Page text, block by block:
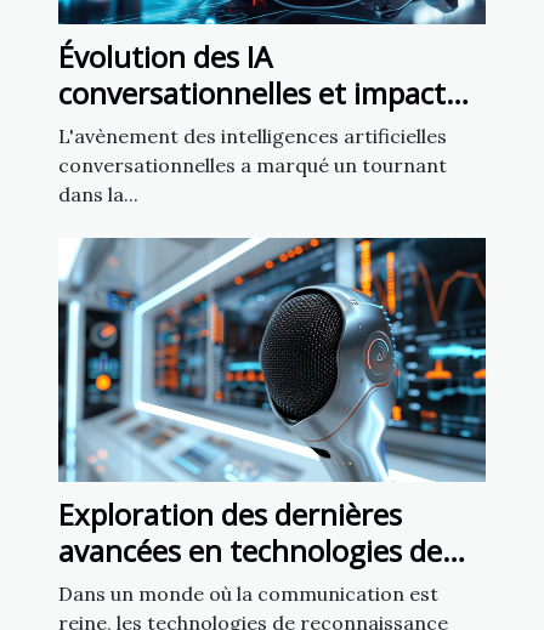
Évolution des IA
conversationnelles et impact
sur la liberté d'expression
L'avènement des intelligences artificielles
conversationnelles a marqué un tournant
dans la...
Exploration des dernières
avancées en technologies de
reconnaissance vocale
Dans un monde où la communication est
reine, les technologies de reconnaissance